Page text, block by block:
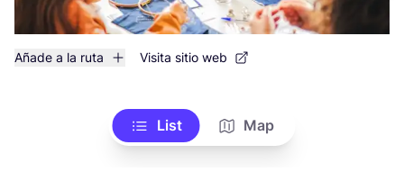
Añade a la ruta Visita sitio web
List Map